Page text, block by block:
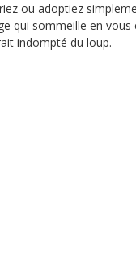
ou adoptiez
qui sommeille en
indompté du loup.